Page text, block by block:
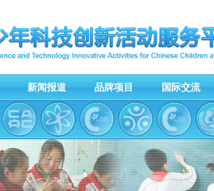
新闻报道 品牌项目 国际交流